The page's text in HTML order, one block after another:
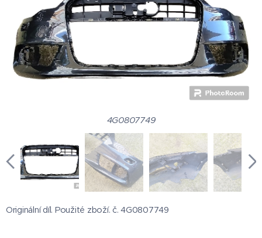
4G0807749
Originální díl. Použité zboží. č. 4G0807749